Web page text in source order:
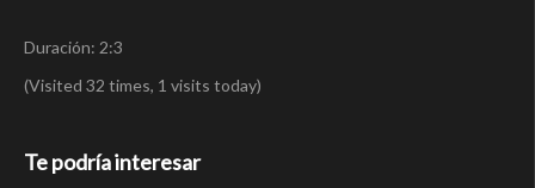
Duración: 2:3
(Visited 32 times, 1 visits today)
Te podría interesar